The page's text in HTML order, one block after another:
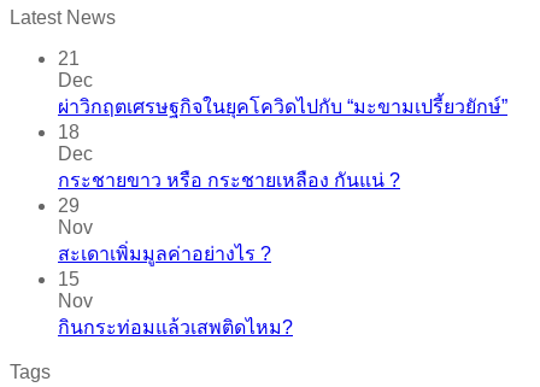
Latest News
21
Dec
ผ่าวิกฤตเศรษฐกิจในยุคโควิดไปกับ “มะขามเปรี้ยวยักษ์”
18
Dec
กระชายขาว​ หรือ​ กระชายเหลือง กันแน่ ?
29
Nov
สะเดาเพิ่มมูลค่าอย่างไร ?
15
Nov
กินกระท่อมแล้วเสพติดไหม?
Tags